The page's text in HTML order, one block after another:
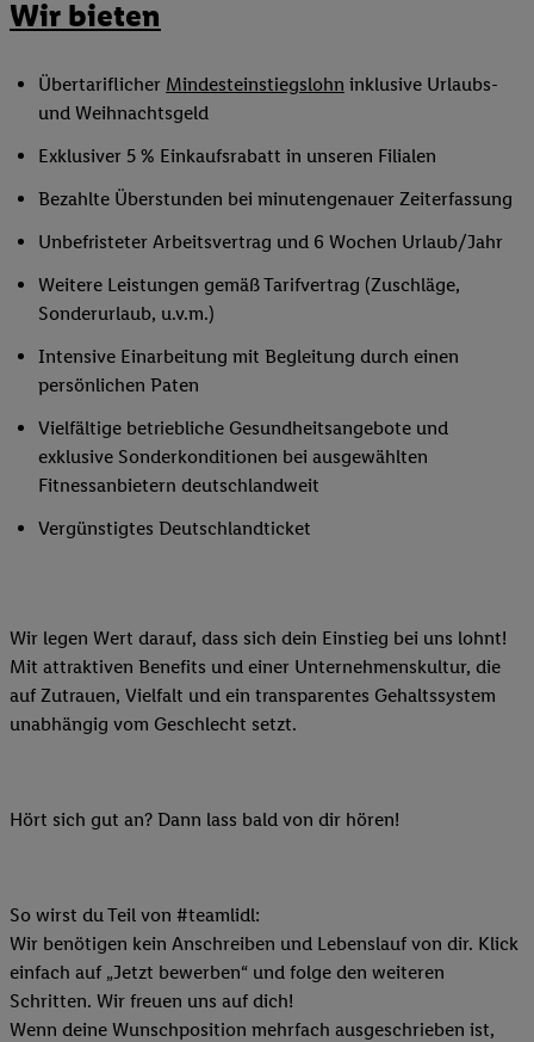
Wir bieten
Übertariflicher Mindesteinstiegslohn inklusive Urlaubs-
und Weihnachtsgeld
Exklusiver 5 % Einkaufsrabatt in unseren Filialen
Bezahlte Überstunden bei minutengenauer Zeiterfassung
Unbefristeter Arbeitsvertrag und 6 Wochen Urlaub/Jahr
Weitere Leistungen gemäß Tarifvertrag (Zuschläge,
Sonderurlaub, u.v.m.)
Intensive Einarbeitung mit Begleitung durch einen
persönlichen Paten
Vielfältige betriebliche Gesundheitsangebote und
exklusive Sonderkonditionen bei ausgewählten
Fitnessanbietern deutschlandweit
Vergünstigtes Deutschlandticket
Wir legen Wert darauf, dass sich dein Einstieg bei uns lohnt!
Mit attraktiven Benefits und einer Unternehmenskultur, die
auf Zutrauen, Vielfalt und ein transparentes Gehaltssystem
unabhängig vom Geschlecht setzt.
Hört sich gut an? Dann lass bald von dir hören!
So wirst du Teil von #teamlidl:
Wir benötigen kein Anschreiben und Lebenslauf von dir. Klick
einfach auf „Jetzt bewerben“ und folge den weiteren
Schritten. Wir freuen uns auf dich!
Wenn deine Wunschposition mehrfach ausgeschrieben ist,